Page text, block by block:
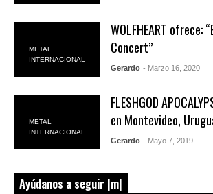
METAL
INTERNACIONAL
WOLFHEART ofrece:
Concert”
Gerardo - Marzo 16, 2020
METAL
INTERNACIONAL
FLESHGOD
en Montevideo,
Gerardo - Mayo 7, 2019
Ayúdanos a seguir |m|